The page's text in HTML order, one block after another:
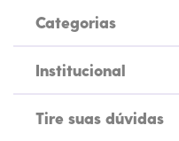
Categorias
Institucional
Tire suas dúvidas